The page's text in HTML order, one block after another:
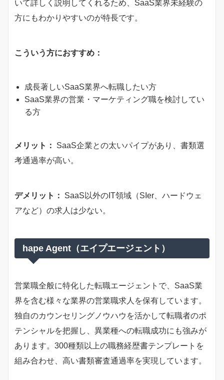
いて詳しく説明してくれるため、SaaS業界未経験の
方にもわかりやすいのが特長です。
こういう方におすすめ：
成長著しいSaaS業界へ転職したい方
SaaS業界の営業・マーケティング職を検討してい
る方
メリット：
SaaS企業との太いパイプがあり、書類選
考通過率が高い。
デメリット：
SaaS以外のIT領域（SIer、ハードウェ
アなど）の求人は少ない。
hape Agent（エイプエージェント）
営業職全般に特化した転職エージェントで、SaaS業
界を含む様々な業界の営業職求人を保有しています。
独自のカウンセリングノウハウを活かして転職者のポ
テンシャルを把握し、異業種への転職成功にも強みが
あります。300種類以上の職務経歴書テンプレートを
組み合わせ、高い書類審査通過率を実現しています。